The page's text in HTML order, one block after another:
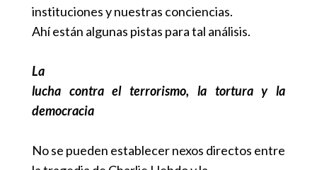
instituciones y nuestras conciencias.
Ahí están algunas pistas para tal análisis.
La
lucha contra el terrorismo, la tortura y la
democracia
No se pueden establecer nexos directos entre